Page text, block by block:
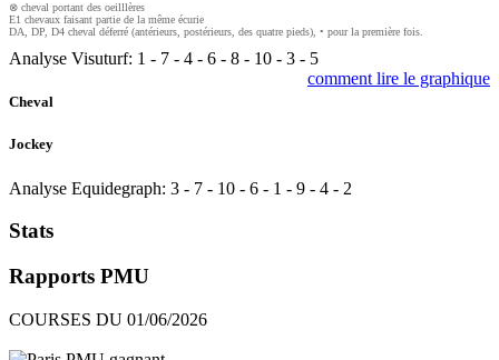
⊗ cheval portant des oeilllères
E1 chevaux faisant partie de la même écurie
DA, DP, D4 cheval déferré (antérieurs, postérieurs, des quatre pieds), • pour la première fois.
Analyse Visuturf: 1 - 7 - 4 - 6 - 8 - 10 - 3 - 5
comment lire le graphique
Cheval
Jockey
Analyse Equidegraph: 3 - 7 - 10 - 6 - 1 - 9 - 4 - 2
Stats
Rapports PMU
COURSES DU 01/06/2026